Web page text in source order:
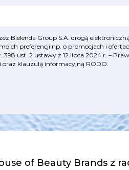
Bielenda Group S.A. drogą
preferencji np. o promocjach i
398 ust. 2 ustawy z 12 lipca 2024 r. –
oraz klauzulą informacyjną RODO.
of Beauty Brands z